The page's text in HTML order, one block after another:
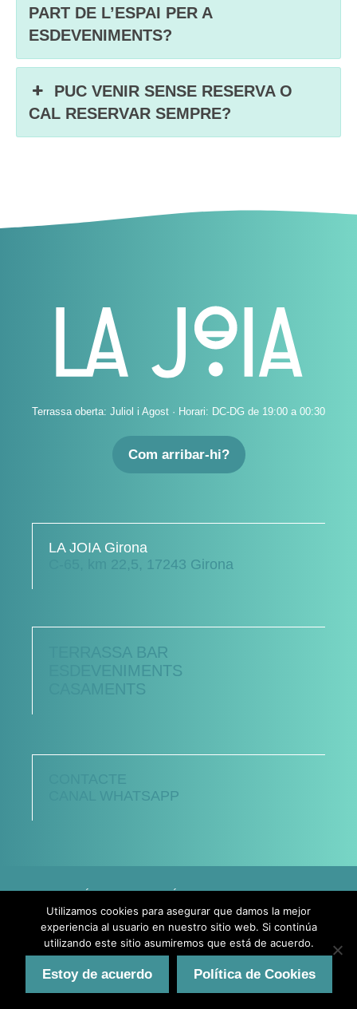
PART DE L’ESPAI PER A
ESDEVENIMENTS?
PUC VENIR SENSE RESERVA O
CAL RESERVAR SEMPRE?
Terrassa oberta: Juliol i Agost · Horari: DC-DG de 19:00 a 00:30
Com arribar-hi?
LA JOIA Girona
C-65, km 22,5, 17243 Girona
TERRASSA BAR
ESDEVENIMENTS
CASAMENTS
CONTACTE
CANAL WHATSAPP
AVÍS LEGAL
POLÍTICA DE PRIVACITAT
POLÍTICA DE COOKIES
2026 © LA JOIA -
diseño web
Utilizamos cookies para asegurar que damos la mejor
experiencia al usuario en nuestro sitio web. Si continúa
utilizando este sitio asumiremos que está de acuerdo.
Estoy de acuerdo Política de Cookies